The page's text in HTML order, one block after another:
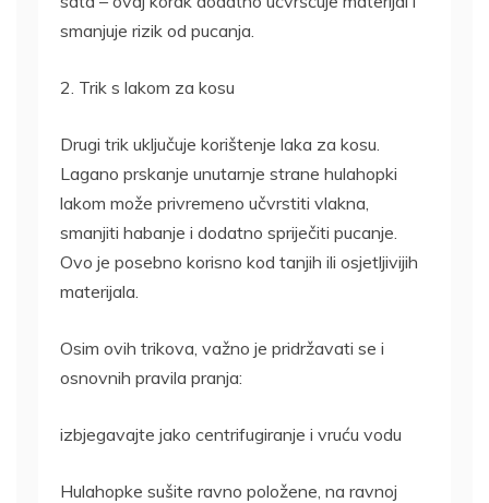
smanjuje rizik od pucanja.
2. Trik s lakom za kosu
Drugi trik uključuje korištenje laka za kosu.
Lagano prskanje unutarnje strane hulahopki
lakom može privremeno učvrstiti vlakna,
smanjiti habanje i dodatno spriječiti pucanje.
Ovo je posebno korisno kod tanjih ili osjetljivijih
materijala.
Osim ovih trikova, važno je pridržavati se i
osnovnih pravila pranja:
izbjegavajte jako centrifugiranje i vruću vodu
Hulahopke sušite ravno položene, na ravnoj